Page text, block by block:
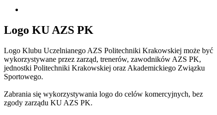
Logo KU AZS PK
Logo Klubu Uczelnianego AZS Politechniki Krakowskiej może być
wykorzystywane przez zarząd, trenerów, zawodników AZS PK,
jednostki Politechniki Krakowskiej oraz Akademickiego Związku
Sportowego.
Zabrania się wykorzystywania logo do celów komercyjnych, bez
zgody zarządu KU AZS PK.